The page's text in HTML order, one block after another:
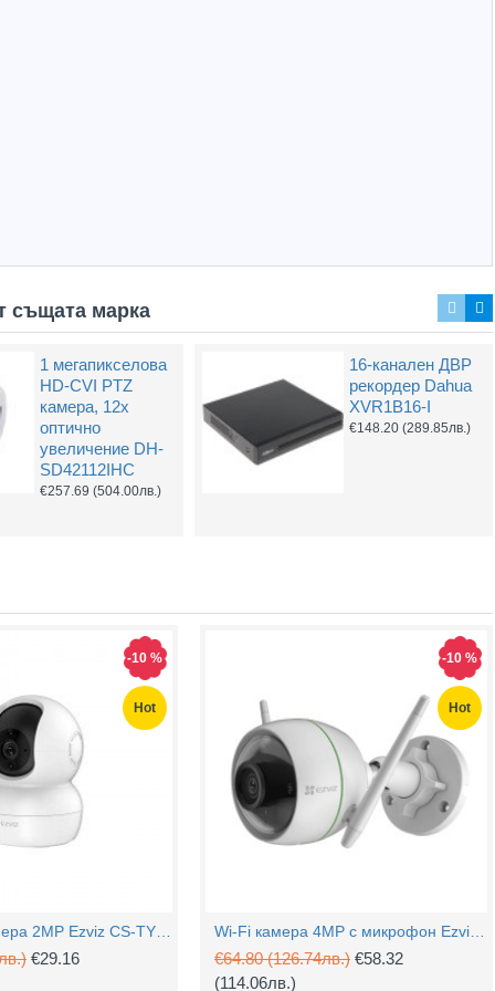
2MP PTZ IP
WizMind Dahua
PTZ83240-HNF-
WA
€3,362.99
(6577.39лв.)
2MP PTZ
WizSense IP
StarLight Dahua
SD5A232GB-
същата марка
1 мегапикселова
HD-CVI PTZ
камера, 12х
оптично
увеличение DH-
SD42112IHC
€257.69 (504.00лв.)
16-канален ДВР
рекордер Dahua
XVR1B16-I
€148.20 (289.85лв.)
Hot
-10 %
€29.16
Hot
-10 %
€64.80(126.74лв.) €58.32
(114.06лв.)